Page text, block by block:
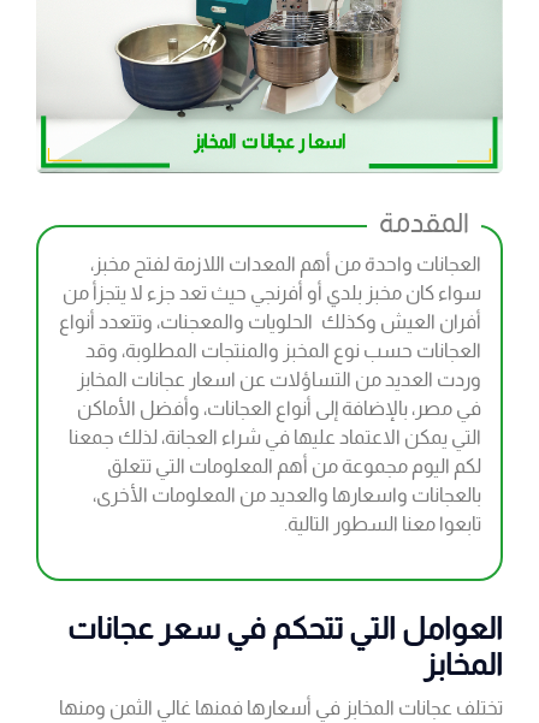
المقدمة
العجانات واحدة من أهم المعدات اللازمة لفتح مخبز،
سواء كان مخبز بلدي أو أفرنجي حيث تعد جزء لا يتجزأ من
أفران العيش وكذلك الحلويات والمعجنات، وتتعدد أنواع
العجانات حسب نوع المخبز والمنتجات المطلوبة، وقد
وردت العديد من التساؤلات عن اسعار عجانات المخابز
في مصر، بالإضافة إلى أنواع العجانات، وأفضل الأماكن
التي يمكن الاعتماد عليها في شراء العجانة، لذلك جمعنا
لكم اليوم مجموعة من أهم المعلومات التي تتعلق
بالعجانات واسعارها والعديد من المعلومات الأخرى،
تابعوا معنا السطور التالية.
العوامل التي تتحكم في سعر عجانات
المخابز
تختلف عجانات المخابز في أسعارها فمنها غالي الثمن ومنها